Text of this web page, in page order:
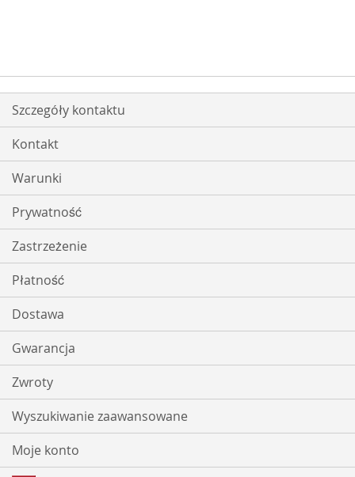
Szczegóły kontaktu
Kontakt
Warunki
Prywatność
Zastrzeżenie
Płatność
Dostawa
Gwarancja
Zwroty
Wyszukiwanie zaawansowane
Moje konto